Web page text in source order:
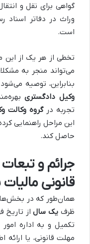
گواهی برای نقل و
وراث در دفاتر اسناد
است.
تخطی از هر یک از این
می‌تواند منجر به
بنابراین، توصیه
وکیل دادگستری
تجربه درگروه وکالت
این مراحل راهنمایی
حاصل کند.
جرائم و
قانونی
همان‌طور که در
ظرف یک سالاز تاریخ
تکمیل و به اداره
مهلت قانونی، یا ارائه